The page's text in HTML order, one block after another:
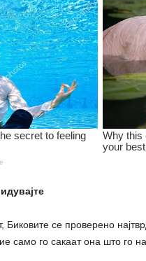
Биковите се проверено
само го сакаат она што го